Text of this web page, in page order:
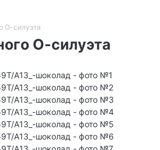
О-силуэта
О-силуэта